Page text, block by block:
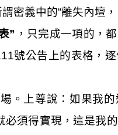
密義中的“離失內壇，
” ，只完成一項的，
號公告上的表格，
。上尊說：如果我
須得實現，這是我